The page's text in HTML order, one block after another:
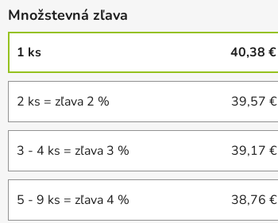
Množstevná zľava
1 ks 40,38 €
2 ks = zľava 2 % 39,57 €
3 - 4 ks = zľava 3 % 39,17 €
5 - 9 ks = zľava 4 % 38,76 €